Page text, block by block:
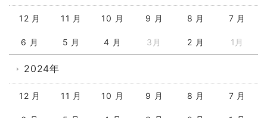
12 月 11 月 10 月 9 月 8 月 7 月
6 月 5 月 4 月 3月 2 月 1月
2024年
12 月 11 月 10 月 9 月 8 月 7 月